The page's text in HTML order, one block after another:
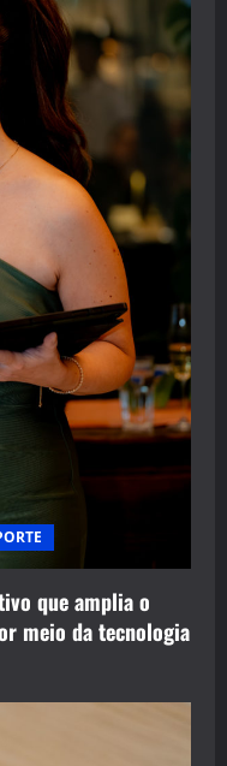
que amplia o
meio da tecnologia